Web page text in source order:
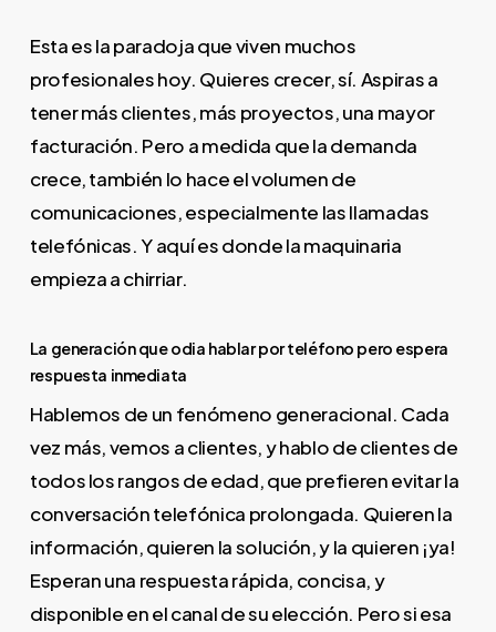
Esta es la paradoja que viven muchos
profesionales hoy. Quieres crecer, sí. Aspiras a
tener más clientes, más proyectos, una mayor
facturación. Pero a medida que la demanda
crece, también lo hace el volumen de
comunicaciones, especialmente las llamadas
telefónicas. Y aquí es donde la maquinaria
empieza a chirriar.
La generación que odia hablar por teléfono pero espera
respuesta inmediata
Hablemos de un fenómeno generacional. Cada
vez más, vemos a clientes, y hablo de clientes de
todos los rangos de edad, que prefieren evitar la
conversación telefónica prolongada. Quieren la
información, quieren la solución, y la quieren ¡ya!
Esperan una respuesta rápida, concisa, y
disponible en el canal de su elección. Pero si esa